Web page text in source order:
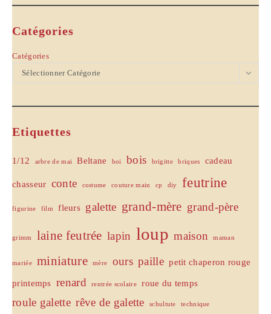
Catégories
Catégories
Sélectionner Catégorie
Etiquettes
1/12 arbre de mai Beltane boi bois brigitte briques cadeau
chasseur conte costume couture main cp diy feutrine
figurine film fleurs galette grand-mère grand-père
grimm laine feutrée lapin loup maison maman
mariée miniature mère ours paille petit chaperon rouge
printemps renard rentrée scolaire roue du temps
roule galette rêve de galette schultute technique